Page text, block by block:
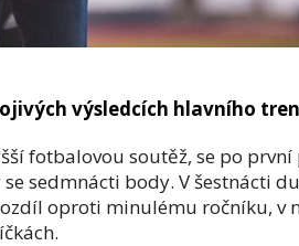
výsledcích hlavního
fotbalovou soutěž, se po první
sedmnácti body. V šestnácti
oproti minulému ročníku, v